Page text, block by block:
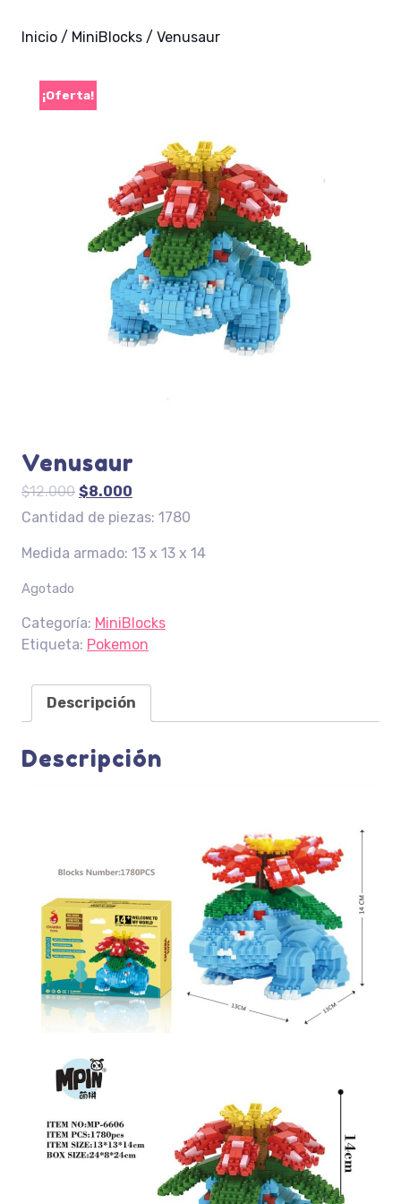
Inicio / MiniBlocks / Venusaur
¡Oferta!
Venusaur
$12.000 El
precio
era:
$8.000
precio
es:
Cantidad de piezas: 1780
Medida armado: 13 x 13 x 14
Agotado
Categoría: MiniBlocks
Etiqueta: Pokemon
Descripción
Descripción